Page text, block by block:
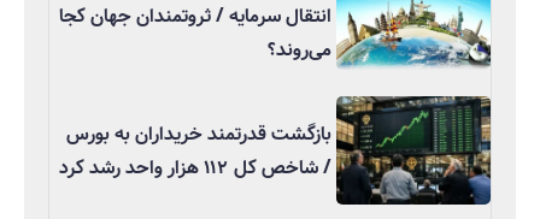
انتقال سرمایه / ثروتمندان جهان کجا
می‌روند؟
بازگشت قدرتمند خریداران به بورس
/ شاخص کل ۱۱۲ هزار واحد رشد کرد